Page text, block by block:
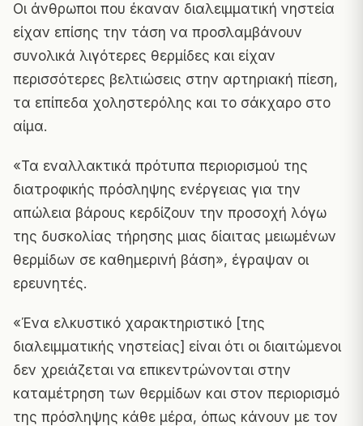
Οι άνθρωποι που έκαναν διαλειμματική νηστεία
είχαν επίσης την τάση να προσλαμβάνουν
συνολικά λιγότερες θερμίδες και είχαν
περισσότερες βελτιώσεις στην αρτηριακή πίεση,
τα επίπεδα χοληστερόλης και το σάκχαρο στο
αίμα.
«Τα εναλλακτικά πρότυπα περιορισμού της
διατροφικής πρόσληψης ενέργειας για την
απώλεια βάρους κερδίζουν την προσοχή λόγω
της δυσκολίας τήρησης μιας δίαιτας μειωμένων
θερμίδων σε καθημερινή βάση», έγραψαν οι
ερευνητές.
«Ένα ελκυστικό χαρακτηριστικό [της
διαλειμματικής νηστείας] είναι ότι οι διαιτώμενοι
δεν χρειάζεται να επικεντρώνονται στην
καταμέτρηση των θερμίδων και στον περιορισμό
της πρόσληψης κάθε μέρα, όπως κάνουν με τον